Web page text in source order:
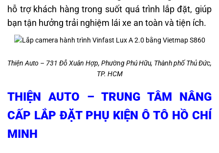
hỗ trợ khách hàng trong suốt quá trình lắp đặt, giúp
bạn tận hưởng trải nghiệm lái xe an toàn và tiện ích.
Thiện Auto – 731 Đỗ Xuân Hợp, Phường Phú Hữu, Thành phố Thủ Đức,
TP. HCM
THIỆN AUTO – TRUNG TÂM NÂNG
CẤP LẮP ĐẶT PHỤ KIỆN Ô TÔ HỒ CHÍ
MINH